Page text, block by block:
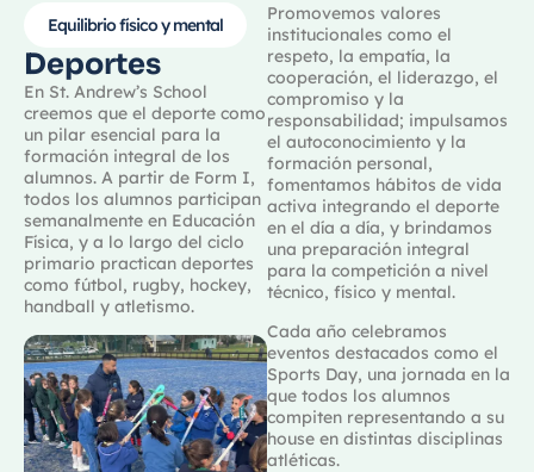
Equilibrio físico y mental
Deportes
En St. Andrew’s School
creemos que el deporte como
un pilar esencial para la
formación integral de los
alumnos. A partir de Form I,
todos los alumnos participan
semanalmente en Educación
Física, y a lo largo del ciclo
primario practican deportes
como fútbol, rugby, hockey,
handball y atletismo.
Promovemos valores
institucionales como el
respeto, la empatía, la
cooperación, el liderazgo, el
compromiso y la
responsabilidad; impulsamos
el autoconocimiento y la
formación personal,
fomentamos hábitos de vida
activa integrando el deporte
en el día a día, y brindamos
una preparación integral
para la competición a nivel
técnico, físico y mental.
Cada año celebramos
eventos destacados como el
Sports Day, una jornada en la
que todos los alumnos
compiten representando a su
house en distintas disciplinas
atléticas.